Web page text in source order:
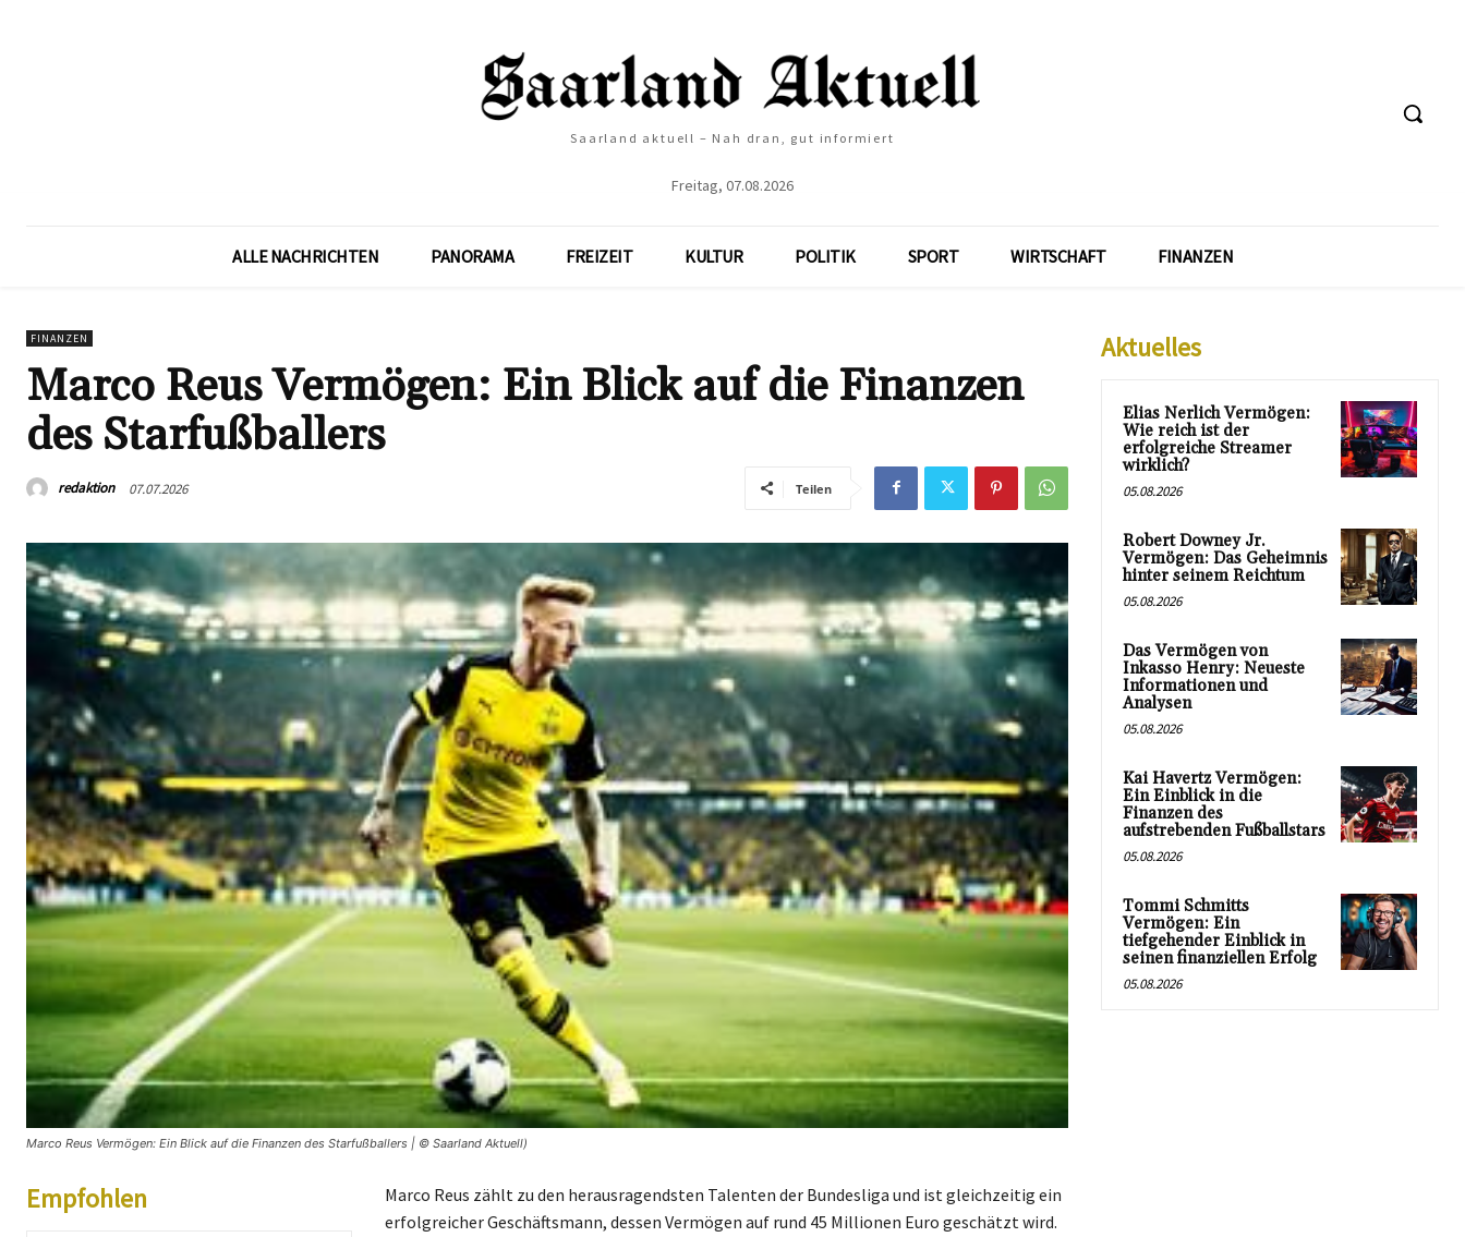
Saarland aktuell – Nah dran, gut informiert
Freitag, 07.08.2026
ALLE NACHRICHTEN PANORAMA FREIZEIT KULTUR POLITIK SPORT WIRTSCHAFT FINANZEN
FINANZEN
Marco Reus Vermögen: Ein Blick auf die Finanzen
des Starfußballers
redaktion 07.07.2026 Teilen
Marco Reus Vermögen: Ein Blick auf die Finanzen des Starfußballers | © Saarland Aktuell)
Empfohlen
Marco Reus zählt zu den herausragendsten Talenten der Bundesliga und ist gleichzeitig ein
erfolgreicher Geschäftsmann, dessen Vermögen auf rund 45 Millionen Euro geschätzt wird.
Aktuelles
Elias Nerlich Vermögen:
Wie reich ist der
erfolgreiche Streamer
wirklich?
05.08.2026
Robert Downey Jr.
Vermögen: Das Geheimnis
hinter seinem Reichtum
05.08.2026
Das Vermögen von
Inkasso Henry: Neueste
Informationen und
Analysen
05.08.2026
Kai Havertz Vermögen:
Ein Einblick in die
Finanzen des
aufstrebenden Fußballstars
05.08.2026
Tommi Schmitts
Vermögen: Ein
tiefgehender Einblick in
seinen finanziellen Erfolg
05.08.2026